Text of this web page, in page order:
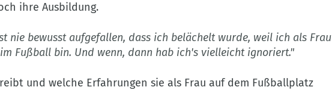
ihre Ausbildung.
nie bewusst aufgefallen, dass ich belächelt wurde, weil ich als Frau
Fußball bin. Und wenn, dann hab ich's vielleicht ignoriert."
und welche Erfahrungen sie als Frau auf dem Fußballplatz